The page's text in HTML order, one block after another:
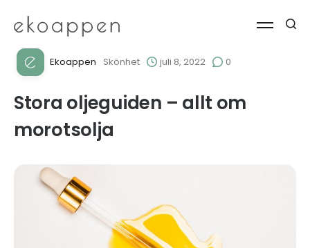
Ekoappen Skönhet juli 8, 2022 0
Stora oljeguiden – allt om
morotsolja